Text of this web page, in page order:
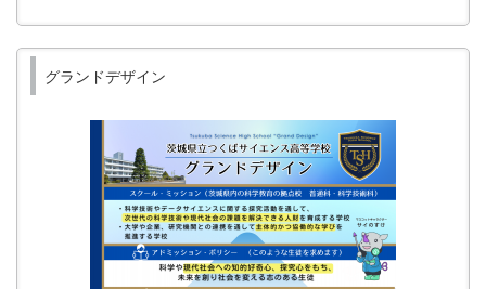
グランドデザイン